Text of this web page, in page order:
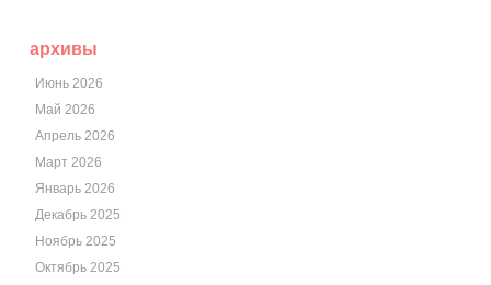
архивы
Июнь 2026
Май 2026
Апрель 2026
Март 2026
Январь 2026
Декабрь 2025
Ноябрь 2025
Октябрь 2025